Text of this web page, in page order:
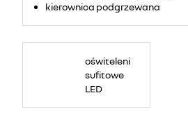
kierownica podgrzewana
oświtelenie
sufitowe
LED